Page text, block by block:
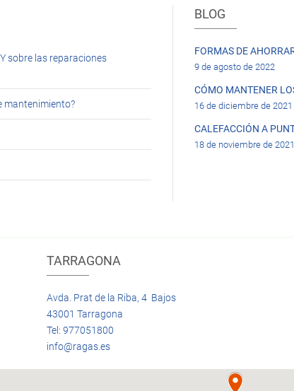
sobre las reparaciones
mantenimiento?
BLOG
FORMAS DE
9 de agosto de 2022
CÓMO MANTENER
16 de diciembre de 2021
CALEFACCIÓN A
18 de noviembre de 2021
TARRAGONA
Avda. Prat de la Riba, 4 Bajos
43001 Tarragona
Tel: 977051800
info@ragas.es